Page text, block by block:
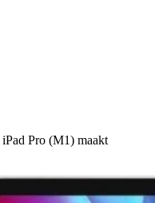
Pro (M1) maakt